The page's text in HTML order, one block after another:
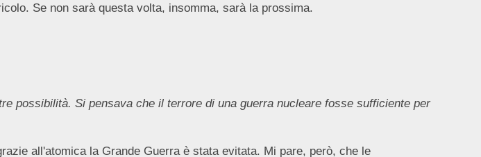
Se non sarà questa volta, insomma, sarà la prossima.
possibilità. Si pensava che il terrore di una guerra nucleare fosse sufficiente per
all'atomica la Grande Guerra è stata evitata. Mi pare, però, che le